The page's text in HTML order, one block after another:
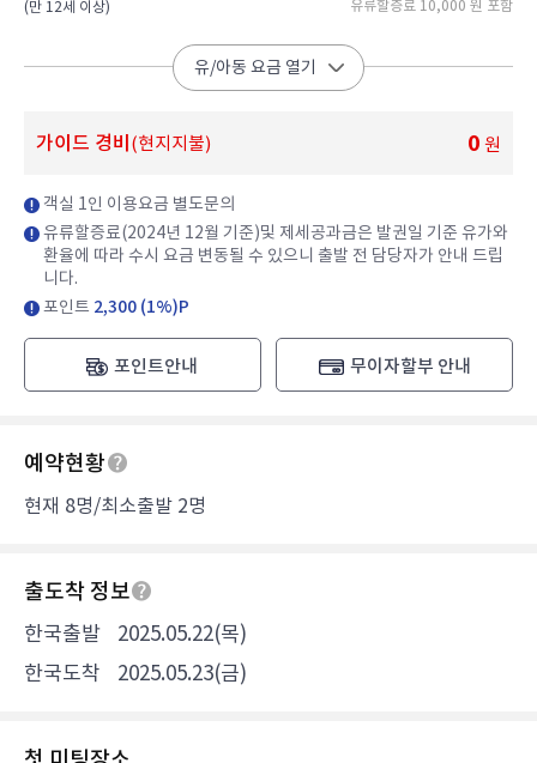
(만 12세 이상)​ 유류할증료 10,000 원 포함
유/아동 요금 열기
가이드 경비 (현지지불) 0 원
객실 1인 이용요금 별도문의
유류할증료(2024년 12월 기준)및 제세공과금은 발권일 기준 유가와
환율에 따라 수시 요금 변동될 수 있으니 출발 전 담당자가 안내 드립
니다.
포인트 2,300 (1%)P
포인트안내 무이자할부 안내
예약현황
현재 8명/최소출발 2명
출도착 정보
한국출발
2025.05.22(목)
한국도착
2025.05.23(금)